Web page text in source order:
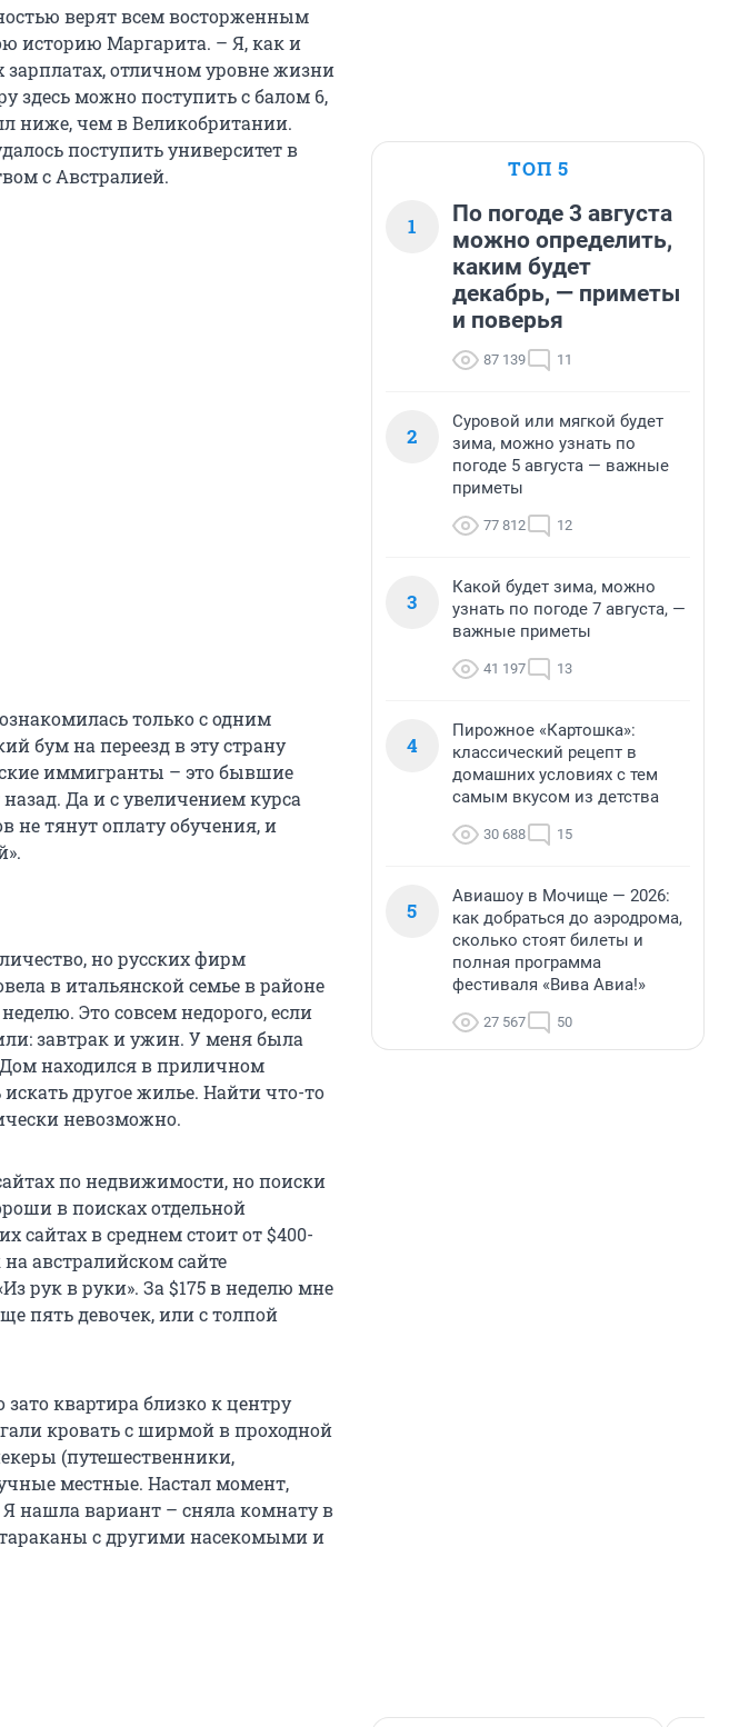
верят всем восторженным
историю Маргарита. – Я, как и
отличном уровне жизни
здесь можно поступить с балом 6,
ниже, чем в Великобритании.
поступить университет в
с Австралией.
только с одним
бум на переезд в эту страну
иммигранты – это бывшие
Да и с увеличением курса
не тянут оплату обучения, и
но русских фирм
в итальянской семье в районе
Это совсем недорого, если
завтрак и ужин. У меня была
находился в приличном
другое жилье. Найти что-то
невозможно.
по недвижимости, но поиски
в поисках отдельной
сайтах в среднем стоит от $400-
австралийском сайте
рук в руки». За $175 в неделю мне
пять девочек, или с толпой
квартира близко к центру
кровать с ширмой в проходной
(путешественники,
местные. Настал момент,
нашла вариант – сняла комнату в
с другими насекомыми и
ТОП 5
1
По погоде 3 августа
можно определить,
каким будет
декабрь, — приметы
и поверья
87 139 11
2
Суровой или мягкой будет
зима, можно узнать по
погоде 5 августа — важные
приметы
77 812 12
3
Какой будет зима, можно
узнать по погоде 7 августа, —
важные приметы
41 197 13
4
Пирожное «Картошка»:
классический рецепт в
домашних условиях с тем
самым вкусом из детства
30 688 15
5
Авиашоу в Мочище — 2026:
как добраться до аэродрома,
сколько стоят билеты и
полная программа
фестиваля «Вива Авиа!»
27 567 50